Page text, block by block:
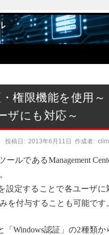
権限機能を使用～
ザにも対応～
投稿日: 2013年6月11日 作成者:
ルであるManagement
設定することで各ユーザに
を付与することも可能です
Windows認証」の2種類か